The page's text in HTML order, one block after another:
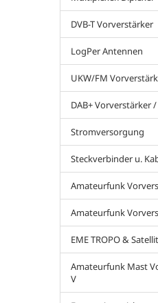
DVB-T Vorverstärker
LogPer Antennen
UKW/FM
DAB+ Vorverstärker
Stromversorgung
Steckverbinder u.
Amateurfunk
Amateurfunk
EME TROPO &
Amateurfunk Mast
V